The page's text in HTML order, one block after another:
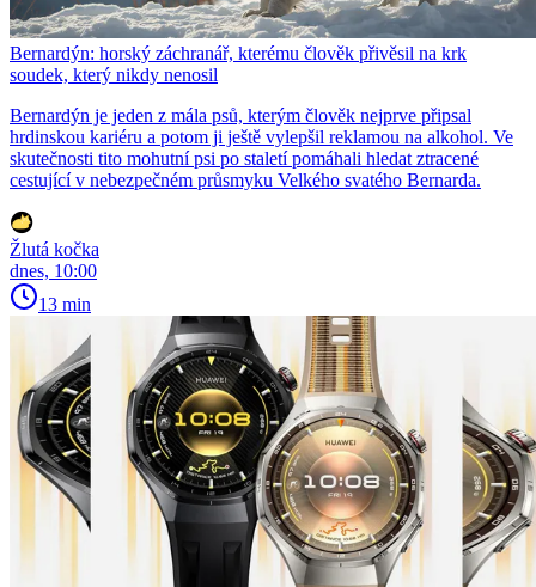
Bernardýn: horský záchranář, kterému člověk přivěsil na krk
soudek, který nikdy nenosil
Bernardýn je jeden z mála psů, kterým člověk nejprve připsal
hrdinskou kariéru a potom ji ještě vylepšil reklamou na alkohol. Ve
skutečnosti tito mohutní psi po staletí pomáhali hledat ztracené
cestující v nebezpečném průsmyku Velkého svatého Bernarda.
Žlutá kočka
dnes, 10:00
13 min